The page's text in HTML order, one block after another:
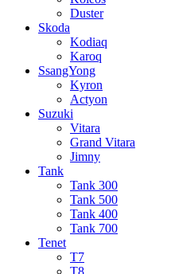
Duster
Skoda
Kodiaq
Karoq
SsangYong
Kyron
Actyon
Suzuki
Vitara
Grand Vitara
Jimny
Tank
Tank 300
Tank 500
Tank 400
Tank 700
Tenet
T7
T8